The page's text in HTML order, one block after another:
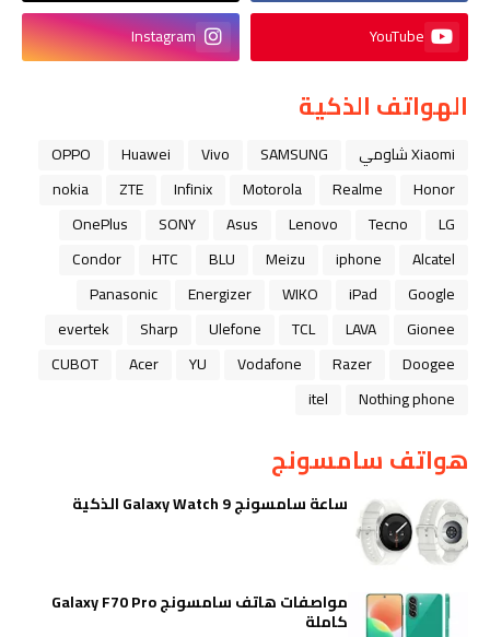
YouTube
Instagram
الهواتف الذكية
Xiaomi شاومي SAMSUNG
Vivo
Huawei
OPPO
Honor
Realme
Motorola
Infinix
ZTE
nokia
LG
Tecno
Lenovo
Asus
SONY
OnePlus
Alcatel
iphone
Meizu
BLU
HTC
Condor
Google
iPad
WIKO
Energizer
Panasonic
Gionee
LAVA
TCL
Ulefone
Sharp
evertek
Doogee
Razer
Vodafone
YU
Acer
CUBOT
Nothing phone
itel
هواتف سامسونج
ساعة سامسونج Galaxy Watch 9 الذكية
مواصفات هاتف سامسونج Galaxy F70 Pro
كاملة